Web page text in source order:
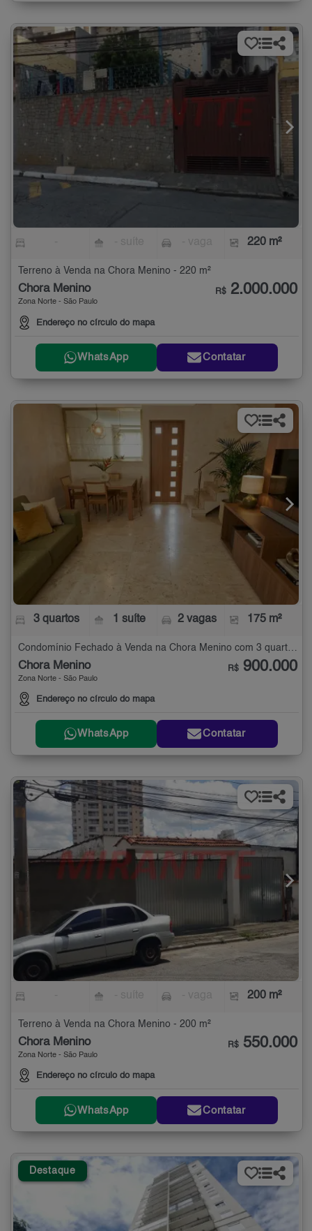
220 m²
Terreno à Venda na Chora Menino - 220 m²
Chora Menino
Zona Norte - São Paulo
Endereço no círculo do mapa
R$ 2.000.000
WhatsApp Contatar
3 quartos 1 suíte 2 vagas 175 m²
Chora Menino
Zona Norte - São Paulo
Endereço no círculo do mapa
R$ 900.000
WhatsApp Contatar
200 m²
Terreno à Venda na Chora Menino - 200 m²
Chora Menino
Zona Norte - São Paulo
Endereço no círculo do mapa
R$ 550.000
WhatsApp Contatar
Destaque